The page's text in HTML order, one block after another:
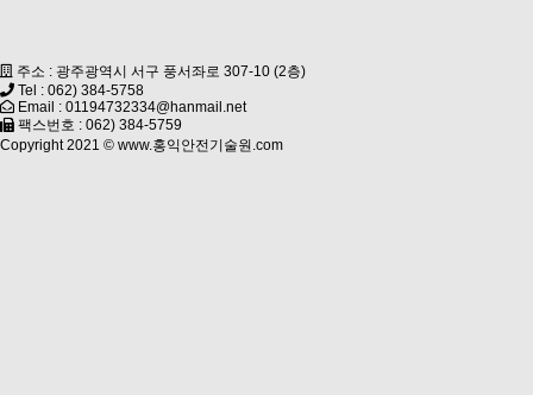
주소 : 광주광역시 서구 풍서좌로 307-10 (2층)
Tel : 062) 384-5758
Email : 01194732334@hanmail.net
팩스번호 : 062) 384-5759
Copyright 2021 © www.홍익안전기술원.com